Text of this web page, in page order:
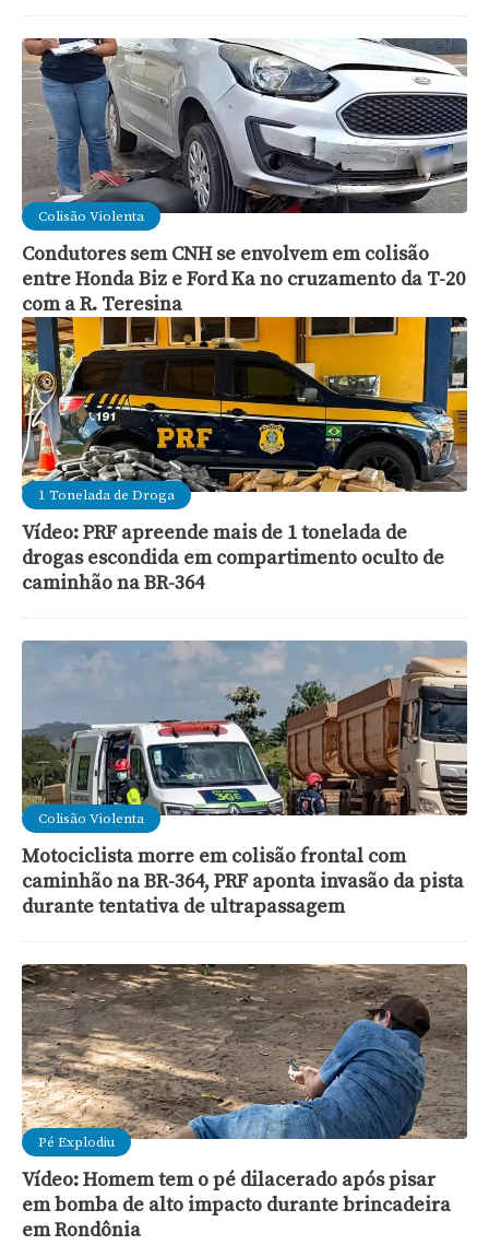
Colisão Violenta
Condutores sem CNH se envolvem em colisão
entre Honda Biz e Ford Ka no cruzamento da T-20
com a R. Teresina
1 Tonelada de Droga
Vídeo: PRF apreende mais de 1 tonelada de
drogas escondida em compartimento oculto de
caminhão na BR-364
Colisão Violenta
Motociclista morre em colisão frontal com
caminhão na BR-364, PRF aponta invasão da pista
durante tentativa de ultrapassagem
Pé Explodiu
Vídeo: Homem tem o pé dilacerado após pisar
em bomba de alto impacto durante brincadeira
em Rondônia